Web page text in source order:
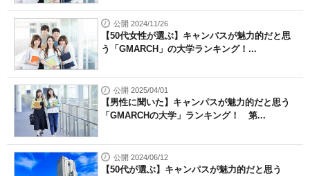
公開 2024/11/26
【50代女性が選ぶ】キャンパスが魅力的だと思
う「GMARCH」の大学ランキング！...
公開 2025/04/01
【男性に聞いた】キャンパスが魅力的だと思う
「GMARCHの大学」ランキング！ 第...
公開 2024/06/12
【50代が選ぶ】キャンパスが魅力的だと思う